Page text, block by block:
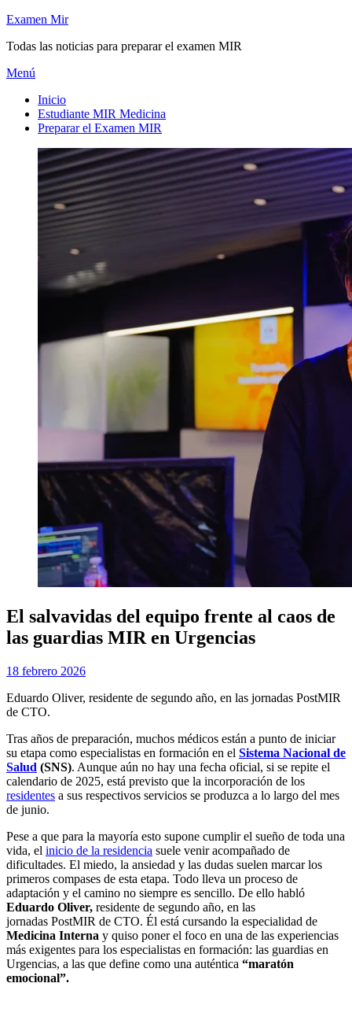
Saltar
contenido
Examen Mir
Todas las noticias para preparar el examen MIR
Menú
Inicio
Estudiante MIR Medicina
Preparar el Examen MIR
El salvavidas del equipo frente al caos de
las guardias MIR en Urgencias
porExamen MIR
Publicada
18 febrero 2026
Eduardo Oliver, residente de segundo año, en las jornadas PostMIR
de CTO.
Tras años de preparación, muchos médicos están a punto de iniciar
su etapa como especialistas en formación en el Sistema Nacional de
Salud (SNS). Aunque aún no hay una fecha oficial, si se repite el
calendario de 2025, está previsto que la incorporación de los
residentes a sus respectivos servicios se produzca a lo largo del mes
de junio.
Pese a que para la mayoría esto supone cumplir el sueño de toda una
vida, el inicio de la residencia suele venir acompañado de
dificultades. El miedo, la ansiedad y las dudas suelen marcar los
primeros compases de esta etapa. Todo lleva un proceso de
adaptación y el camino no siempre es sencillo. De ello habló
Eduardo Oliver, residente de segundo año, en las
jornadas PostMIR de CTO. Él está cursando la especialidad de
Medicina Interna y quiso poner el foco en una de las experiencias
más exigentes para los especialistas en formación: las guardias en
Urgencias, a las que define como una auténtica “maratón
emocional”.